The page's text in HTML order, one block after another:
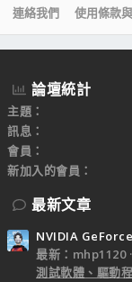
連絡我們
使用條款
論壇統計
主題
訊息
會員
新加入的會員
最新文章
NVIDIA
最新：mhp1120
測試軟體、驅動